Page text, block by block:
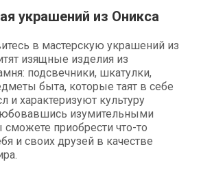
украшений из Оникса
в мастерскую украшений из
изящные изделия из
подсвечники, шкатулки,
быта, которые таят в себе
и характеризуют культуру
изумительными
приобрести что-то
и своих друзей в качестве